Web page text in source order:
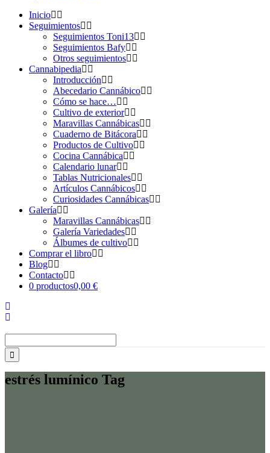
Inicio
Seguimientos
Seguimientos Toni13
Seguimientos Bafy
Otros seguimientos
Cannabipedia
Introducción
Abecedario Cannábico
Cómo se hace…
Cultivo de exterior
Maravillas Cannábicas
Cuaderno de Bitácora
Productos de Cultivo
Cocina Cannábica
Calendario lunar
Tablas Nutricionales
Artículos Cannábicos
Curiosidades Cannábicas
Galería
Maravillas Cannábicas
Galería Variedades
Álbumes de cultivo
Comprar el libro
Blog
Contacto
0 productos0,00 €
estrés lumínico Tag